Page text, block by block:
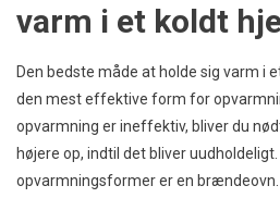
varm i et koldt
Den bedste måde at holde sig varm i
den mest effektive form for
opvarmning er ineffektiv, bliver du
højere op, indtil det bliver
opvarmningsformer er en